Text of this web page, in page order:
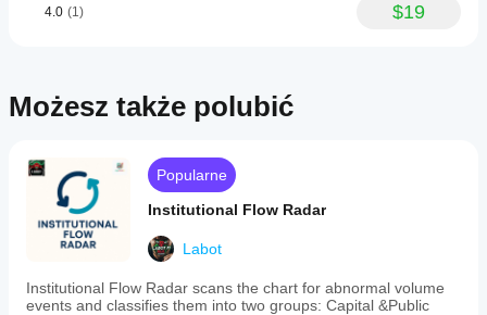
4.0 (1) $19
Możesz także polubić
Popularne
Institutional Flow Radar
Labot
Institutional Flow Radar scans the chart for abnormal volume
events and classifies them into two groups: Capital &Public